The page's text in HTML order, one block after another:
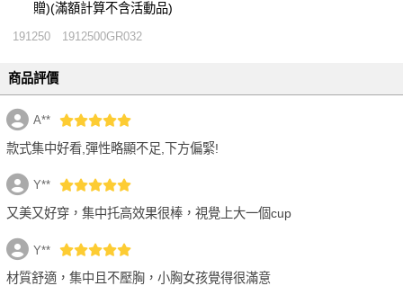
贈)(滿額計算不含活動品)
191250 1912500GR032
商品評價
A**
款式集中好看,彈性略顯不足,下方偏緊!
Y**
又美又好穿，集中托高效果很棒，視覺上大一個cup
Y**
材質舒適，集中且不壓胸，小胸女孩覺得很滿意